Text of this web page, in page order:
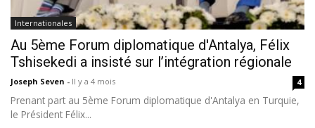
Internationales
Au 5ème Forum diplomatique d'Antalya, Félix
Tshisekedi a insisté sur l’intégration régionale
Joseph Seven - Il y a 4 mois 4
Prenant part au 5ème Forum diplomatique d'Antalya en Turquie,
le Président Félix...